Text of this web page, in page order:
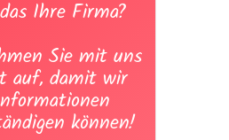
Ihre Firma?
Sie mit uns
auf, damit wir
können!